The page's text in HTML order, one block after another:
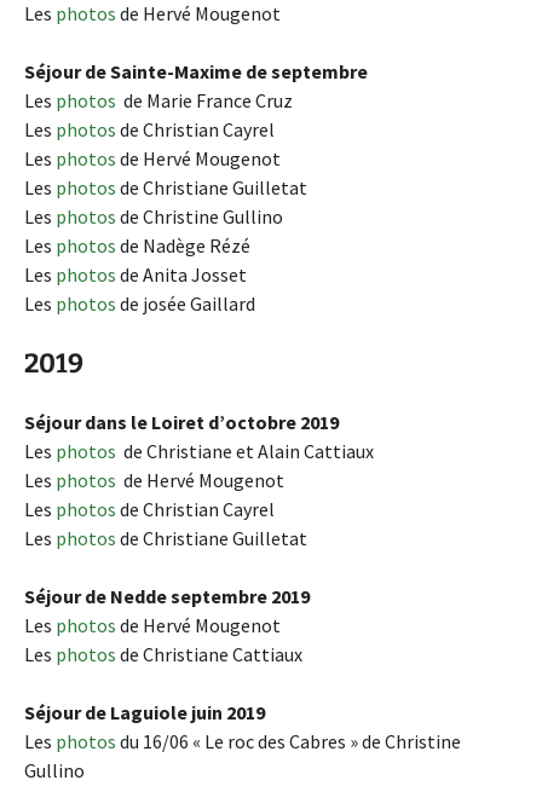
Les photos de Hervé Mougenot
Séjour de Sainte-Maxime de septembre
Les photos de Marie France Cruz
Les photos de Christian Cayrel
Les photos de Hervé Mougenot
Les photos de Christiane Guilletat
Les photos de Christine Gullino
Les photos de Nadège Rézé
Les photos de Anita Josset
Les photos de josée Gaillard
2019
Séjour dans le Loiret d’octobre 2019
Les photos de Christiane et Alain Cattiaux
Les photos de Hervé Mougenot
Les photos de Christian Cayrel
Les photos de Christiane Guilletat
Séjour de Nedde septembre 2019
Les photos de Hervé Mougenot
Les photos de Christiane Cattiaux
Séjour de Laguiole juin 2019
Les photos du 16/06 « Le roc des Cabres » de Christine
Gullino